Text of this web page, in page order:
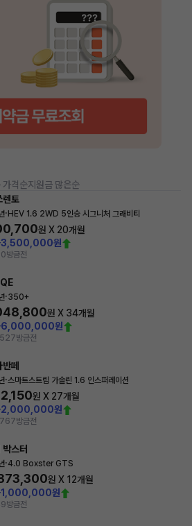
가격순지원금 많은순
렌토
· HEV 1.6 2WD 5인승 시그니처 그래비티
원 X 20개월
3,500,000원
방금전
·350+
원 X 34개월
6,000,000원
방금전
떼
·스마트스트림 가솔린 1.6 인스퍼레이션
원 X 27개월
2,000,000원
방금전
스터
·4.0 Boxster GTS
원 X 12개월
1,000,000원
방금전